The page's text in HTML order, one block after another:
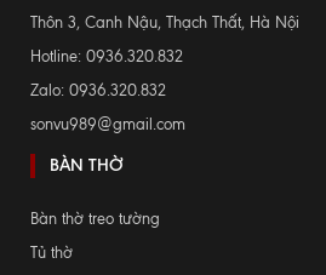
Thôn 3, Canh Nậu, Thạch Thất, Hà Nội
Hotline: 0936.320.832
Zalo: 0936.320.832
sonvu989@gmail.com
BÀN THỜ
Bàn thờ treo tường
Tủ thờ